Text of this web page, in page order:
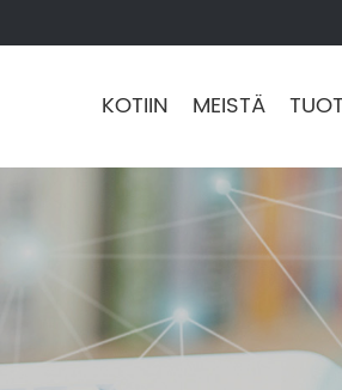
KOTIIN MEISTÄ